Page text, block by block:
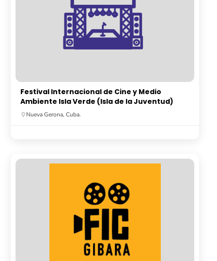
Festival Internacional de Cine y Medio
Ambiente Isla Verde (Isla de la Juventud)
Nueva Gerona, Cuba.